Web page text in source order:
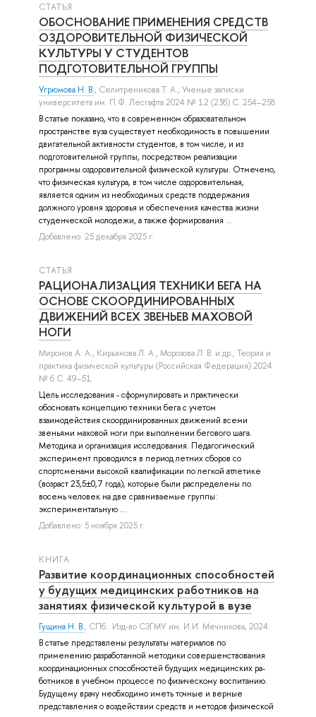
СТАТЬЯ
ОБОСНОВАНИЕ ПРИМЕНЕНИЯ СРЕДСТВ
ОЗДОРОВИТЕЛЬНОЙ ФИЗИЧЕСКОЙ
КУЛЬТУРЫ У СТУДЕНТОВ
ПОДГОТОВИТЕЛЬНОЙ ГРУППЫ
Угрюмова Н. В., Селитреникова Т. А., Ученые записки
университета им. П.Ф. Лесгафта 2024 № 12 (238) С. 254–258
В статье показано, что в современном образовательном
пространстве вуза существует необходимость в повышении
двигательной активности студентов, в том числе, и из
подготовительной группы, посредством реализации
программы оздоровительной физической культуры. Отмечено,
что физическая культура, в том числе оздоровительная,
является одним из необходимых средств поддержания
должного уровня здоровья и обеспечения качества жизни
студенческой молодежи, а также формирования ...
Добавлено: 25 декабря 2025 г.
СТАТЬЯ
РАЦИОНАЛИЗАЦИЯ ТЕХНИКИ БЕГА НА
ОСНОВЕ СКООРДИНИРОВАННЫХ
ДВИЖЕНИЙ ВСЕХ ЗВЕНЬЕВ МАХОВОЙ
НОГИ
Миронов А. А., Кирьянова Л. А., Морозова Л. В. и др., Теория и
практика физической культуры (Российская Федерация) 2024
№ 6 С. 49–51
Цель исследования - сформулировать и практически
обосновать концепцию техники бега с учетом
взаимодействия скоординированных движений всеми
звеньями маховой ноги при выполнении бегового шага.
Методика и организация исследования. Педагогический
эксперимент проводился в период летних сборов со
спортсменами высокой квалификации по легкой атлетике
(возраст 23,5±0,7 года), которые были распределены по
восемь человек на две сравниваемые группы:
экспериментальную ...
Добавлено: 5 ноября 2025 г.
КНИГА
Развитие координационных способностей
у будущих медицинских работников на
занятиях физической культурой в вузе
Гущина Н. В., СПб.: Изд-во СЗГМУ им. И.И. Мечникова, 2024.
В статье представлены результаты материалов по
применению разработанной методики совершенствования
координационных способностей будущих медицинских ра-
ботников в учебном процессе по физическому воспитанию.
Будущему врачу необходимо иметь точные и верные
представления о воздействии средств и методов физической